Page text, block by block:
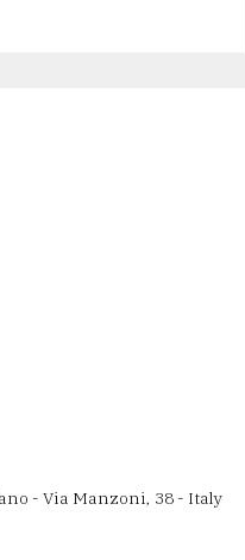
- Via Manzoni, 38 - Italy